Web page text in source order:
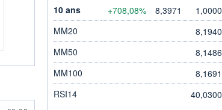
10 ans
+708,08% 8,3971
1,0000
MM20
8,1940
MM50
8,1486
MM100
8,1691
RSI14
40,0300